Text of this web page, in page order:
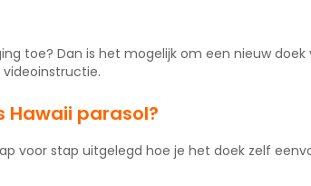
toe? Dan is het mogelijk om een nieuw doek
videoinstructie.
Hawaii parasol?
voor stap uitgelegd hoe je het doek zelf